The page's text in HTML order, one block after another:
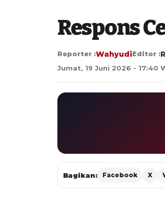
Respons
Reporter :WahyudiEditor :
Jumat, 19 Juni 2026 - 17:40
Bagikan: Facebook X